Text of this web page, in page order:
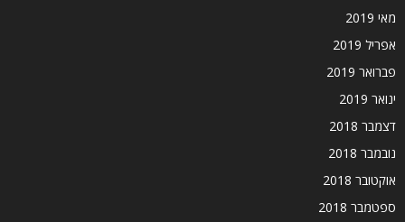
מאי 2019
אפריל 2019
פברואר 2019
ינואר 2019
דצמבר 2018
נובמבר 2018
אוקטובר 2018
ספטמבר 2018